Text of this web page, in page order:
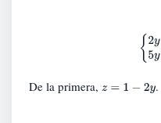
2y +z
De la primera, z =1 −2 y .